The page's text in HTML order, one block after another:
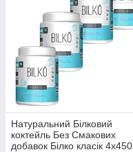
Натуральний Білковий
коктейль Без Смакових
добавок Білко класік 4х450